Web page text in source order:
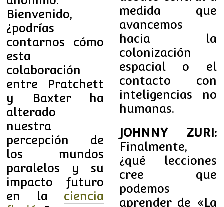
Bienvenido,
¿podrías
contarnos cómo
esta
colaboración
entre Pratchett
y Baxter ha
alterado
nuestra
percepción de
los mundos
paralelos y su
impacto futuro
en la ciencia
medida que
avancemos
hacia la
colonización
espacial o el
contacto con
inteligencias no
humanas.
JOHNNY ZURI:
Finalmente,
¿qué lecciones
cree que
podemos
aprender de «La